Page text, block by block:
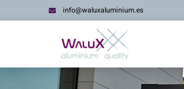
info@waluxaluminium.es